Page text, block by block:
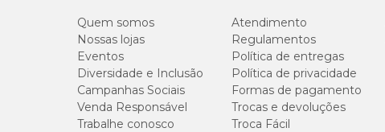
Quem somos
Nossas lojas
Eventos
Diversidade e Inclusão
Campanhas Sociais
Venda Responsável
Trabalhe conosco
Atendimento
Regulamentos
Política de entregas
Política de privacidade
Formas de pagamento
Trocas e devoluções
Troca Fácil